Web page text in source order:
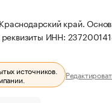
край.
ИНН:
источников.